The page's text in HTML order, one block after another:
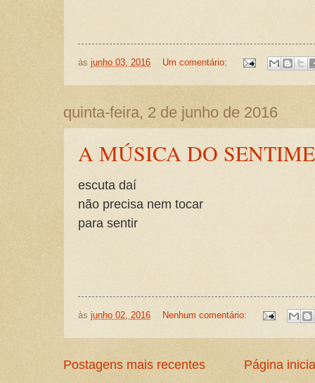
às junho 03, 2016 Um comentário:
quinta-feira, 2 de junho de 2016
A MÚSICA DO
escuta daí
não precisa nem tocar
para sentir
às junho 02, 2016 Nenhum comentário:
Postagens mais recentes Página